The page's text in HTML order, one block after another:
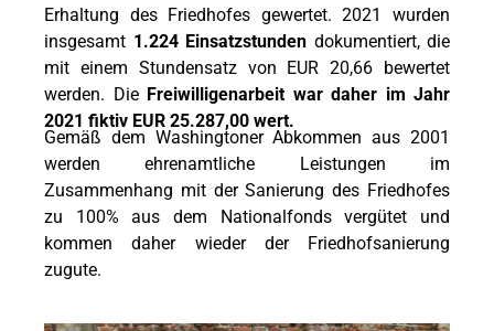
Erhaltung des Friedhofes gewertet. 2021 wurden
insgesamt 1.224 Einsatzstunden dokumentiert, die
mit einem Stundensatz von EUR 20,66 bewertet
werden. Die Freiwilligenarbeit war daher im Jahr
2021 fiktiv EUR 25.287,00 wert.
Gemäß dem Washingtoner Abkommen aus 2001
werden ehrenamtliche Leistungen im
Zusammenhang mit der Sanierung des Friedhofes
zu 100% aus dem Nationalfonds vergütet und
kommen daher wieder der Friedhofsanierung
zugute.